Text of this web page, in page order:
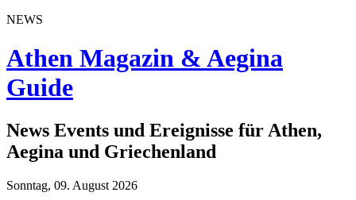
NEWS
Athen Magazin & Aegina
Guide
News Events und Ereignisse für Athen,
Aegina und Griechenland
Sonntag, 09. August 2026